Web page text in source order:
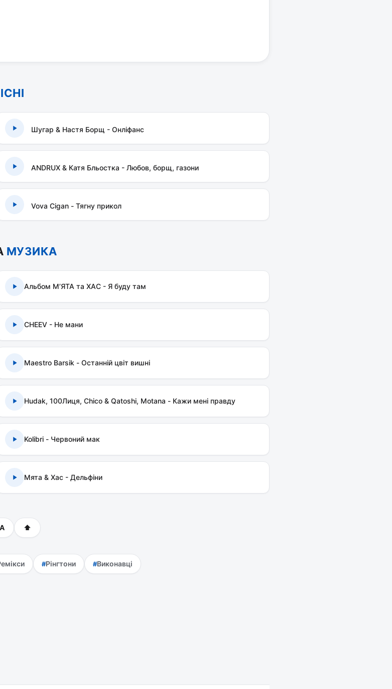
Шугар & Настя Борщ - Онліфанс
ANDRUX & Катя Бльостка - Любов, борщ, газони
Vova Cigan - Тягну прикол
МУЗИКА
Альбом МʼЯТА та ХАС - Я буду там
CHEEV - Не мани
Maestro Barsik - Останній цвіт вишні
Hudak, 100Лиця, Chico & Qatoshi, Motana - Кажи мені правду
Kolibri - Червоний мак
Мята & Хас - Дельфіни
⬆
Рінгтони Виконавці